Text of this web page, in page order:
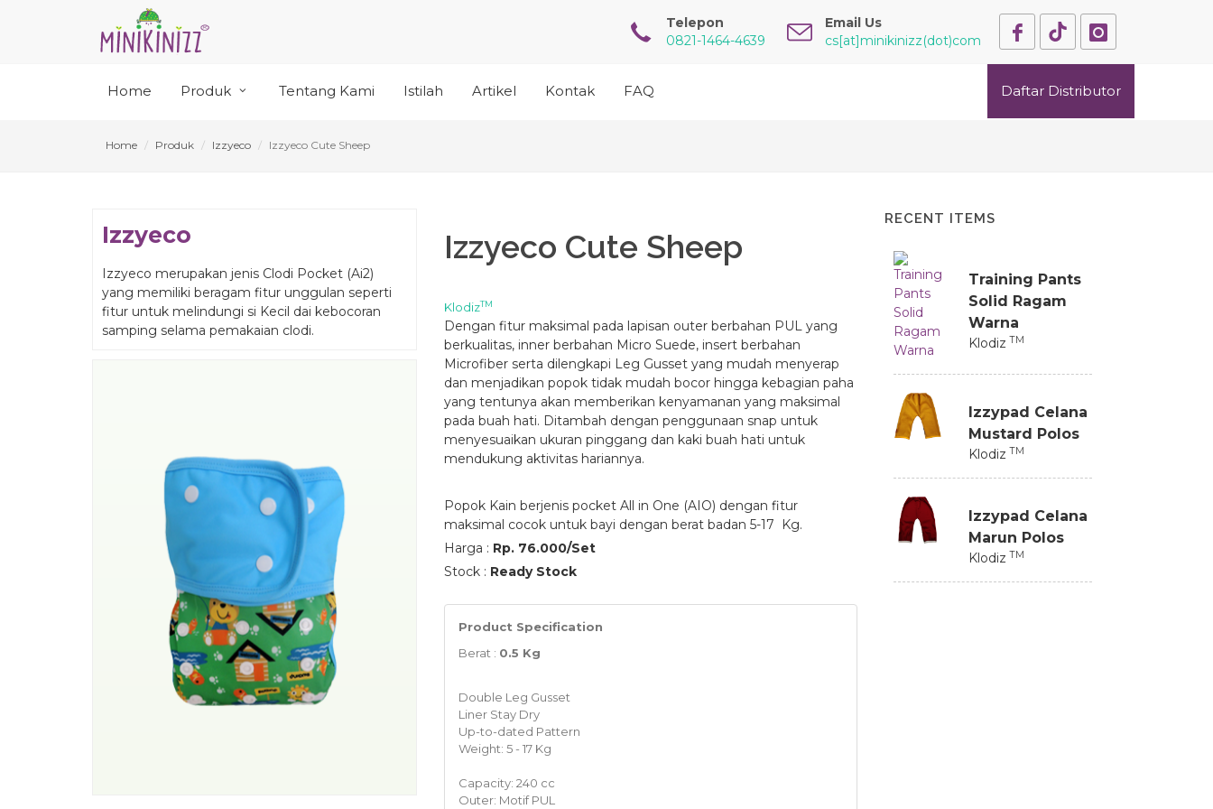
Telepon
0821-1464-4639
Email Us
cs[at]minikinizz(dot)com
Home Produk Tentang Kami Istilah Artikel Kontak FAQ Daftar Distributor
Home Produk Izzyeco Izzyeco Cute Sheep
Izzyeco
Izzyeco merupakan jenis Clodi Pocket (Ai2)
yang memiliki beragam fitur unggulan seperti
fitur untuk melindungi si Kecil dai kebocoran
samping selama pemakaian clodi.
Izzyeco Cute Sheep
KlodizTM
Dengan fitur maksimal pada lapisan outer berbahan PUL yang
berkualitas, inner berbahan Micro Suede, insert berbahan
Microfiber serta dilengkapi Leg Gusset yang mudah menyerap
dan menjadikan popok tidak mudah bocor hingga kebagian paha
yang tentunya akan memberikan kenyamanan yang maksimal
pada buah hati. Ditambah dengan penggunaan snap untuk
menyesuaikan ukuran pinggang dan kaki buah hati untuk
mendukung aktivitas hariannya.
Popok Kain berjenis pocket All in One (AIO) dengan fitur
maksimal cocok untuk bayi dengan berat badan 5-17 Kg.
Harga : Rp. 76.000/Set
Stock : Ready Stock
Product Specification
Berat : 0.5 Kg
Double Leg Gusset
Liner Stay Dry
Up-to-dated Pattern
Weight: 5 - 17 Kg
Capacity: 240 cc
Outer: Motif PUL
RECENT ITEMS
Training Pants
Solid Ragam
Warna
Klodiz TM
Izzypad Celana
Mustard Polos
Klodiz TM
Izzypad Celana
Marun Polos
Klodiz TM